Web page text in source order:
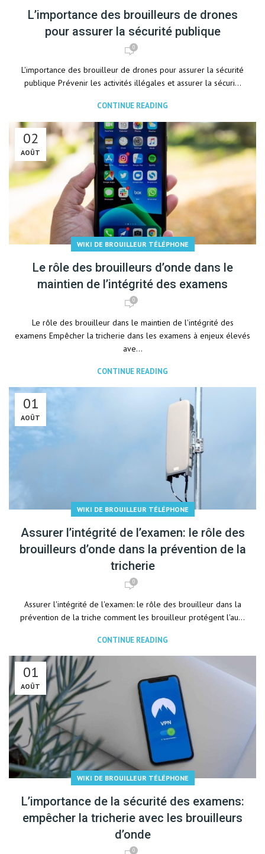
L’importance des brouilleurs de drones
pour assurer la sécurité publique
0
L'importance des brouilleur de drones pour assurer la sécurité
publique Prévenir les activités illégales et assurer la sécuri...
CONTINUE READING
02
AOÛT
WIKI DE BROUILLEUR TÉLÉPHONE
Le rôle des brouilleurs d’onde dans le
maintien de l’intégrité des examens
0
Le rôle des brouilleur dans le maintien de l'intégrité des
examens Empêcher la tricherie dans les examens à enjeux élevés
ave...
CONTINUE READING
01
AOÛT
WIKI DE BROUILLEUR TÉLÉPHONE
Assurer l’intégrité de l’examen: le rôle des
brouilleurs d’onde dans la prévention de la
tricherie
0
Assurer l'intégrité de l'examen: le rôle des brouilleur dans la
prévention de la triche comment les brouilleur protégent l'au...
CONTINUE READING
01
AOÛT
WIKI DE BROUILLEUR TÉLÉPHONE
L’importance de la sécurité des examens:
empêcher la tricherie avec les brouilleurs
d’onde
0